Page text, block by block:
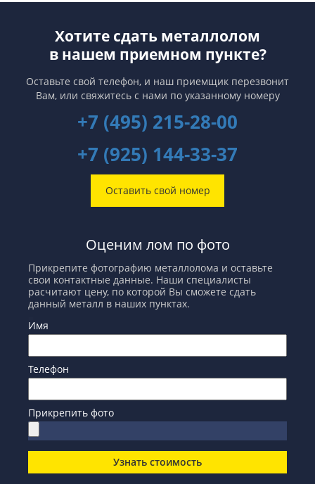
Хотите сдать металлолом
в нашем приемном пункте?
Оставьте свой телефон, и наш приемщик перезвонит
Вам, или свяжитесь с нами по указанному номеру
+7 (495) 215-28-00
+7 (925) 144-33-37
Оставить свой номер
Оценим лом по фото
Прикрепите фотографию металлолома и оставьте
свои контактные данные. Наши специалисты
расчитают цену, по которой Вы сможете сдать
данный металл в наших пунктах.
Имя
Телефон
Прикрепить фото
Узнать стоимость